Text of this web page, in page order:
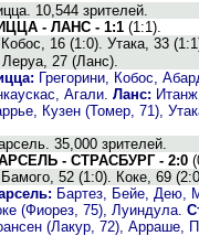
10,544 зрителей.
- ЛАНС - 1:1(1:1).
16 (1:0). Утака, 33
Леруа, 27 (Ланс).
Грегорини, Кобос,
Агали. Ланс:
Кузен (Томер, 71),
35,000 зрителей.
- СТРАСБУРГ - 2:0
52 (1:0). Коке, 69
Бартез, Бейе, Дею,
(Фиорез, 75), Луиндула.
(Лакур, 72), Арраше,